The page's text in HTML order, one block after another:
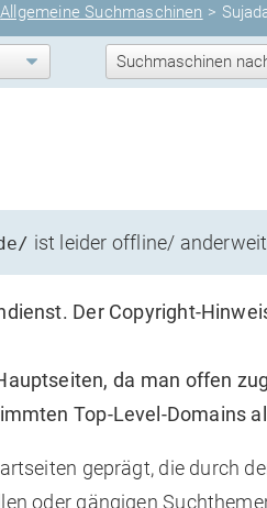
Allgemeine Suchmaschinen >
ist leider offline/
Der Copyright-
da man offen
Top-Level-Domains
geprägt, die durch
oder gängigen